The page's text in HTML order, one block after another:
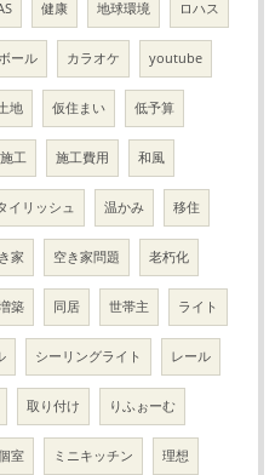
健康 地球環境 ロハス
ール カラオケ youtube
地 仮住まい 低予算
施工 施工費用 和風
イリッシュ 温かみ 移住
家 空き家問題 老朽化
築 同居 世帯主 ライト
シーリングライト レール
取り付け りふぉーむ
室 ミニキッチン 理想